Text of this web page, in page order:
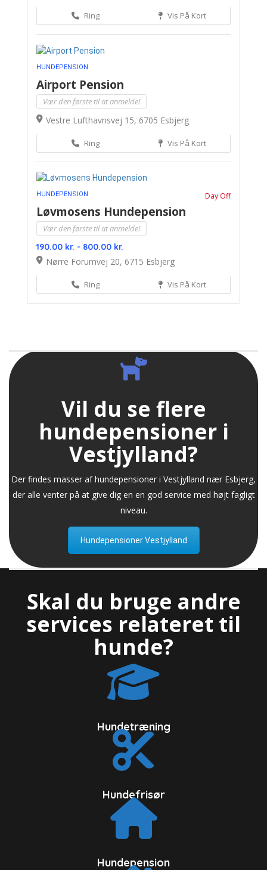
Ring Vis På Kort
HUNDEPENSION
Airport Pension
Vær den første til at anmelde!
Vestre Lufthavnsvej 15, 6705 Esbjerg
Ring Vis På Kort
HUNDEPENSION Day Off
Løvmosens Hundepension
Vær den første til at anmelde!
190.00 kr. - 800.00 kr.
Nørre Forumvej 20, 6715 Esbjerg
Ring Vis På Kort
Vil du se flere
hundepensioner i
Vestjylland?
Der findes masser af hundepensioner i Vestjylland nær Esbjerg,
der alle venter på at give dig en en god service med højt fagligt
niveau.
Hundepensioner Vestjylland
Skal du bruge andre
services relateret til
hunde?
Hundetræning
Hundefrisør
Hundepension